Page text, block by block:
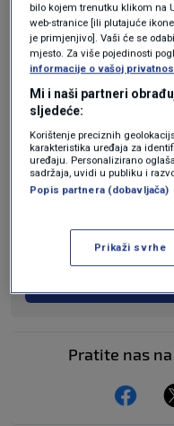
KAKVO JE
Pridruži se
Pratite nas
bilo kojem trenutku klikom na
web-stranice [ili plutajuće
je primjenjivo]. Vaši će se
mjesto. Za više pojedinosti
informacije o vašoj
Mi i naši partneri
sljedeće:
Korištenje preciznih
karakteristika uređaja za
uređaju. Personalizirano
sadržaja, uvidi u publiku i
Popis partnera (dobavljača)
Prikaži svrhe